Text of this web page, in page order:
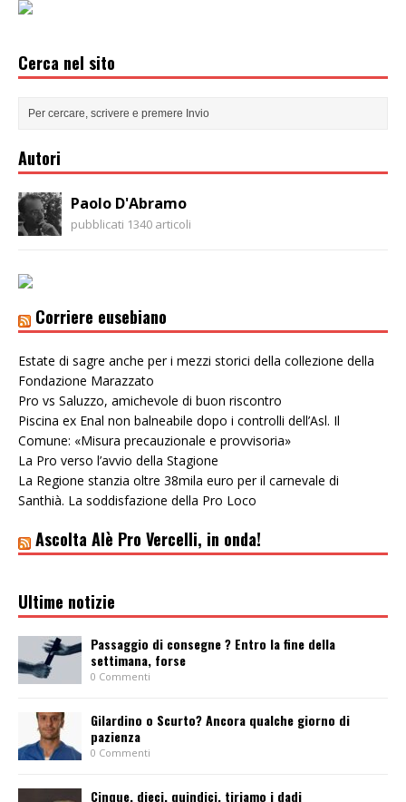
Cerca nel sito
Autori
Paolo D'Abramo
pubblicati 1340 articoli
Corriere eusebiano
Estate di sagre anche per i mezzi storici della collezione della
Fondazione Marazzato
Pro vs Saluzzo, amichevole di buon riscontro
Piscina ex Enal non balneabile dopo i controlli dell’Asl. Il
Comune: «Misura precauzionale e provvisoria»
La Pro verso l’avvio della Stagione
La Regione stanzia oltre 38mila euro per il carnevale di
Santhià. La soddisfazione della Pro Loco
Ascolta Alè Pro Vercelli, in onda!
Ultime notizie
Passaggio di consegne ? Entro la fine della
settimana, forse
0 Commenti
Gilardino o Scurto? Ancora qualche giorno di
pazienza
0 Commenti
Cinque, dieci, quindici, tiriamo i dadi